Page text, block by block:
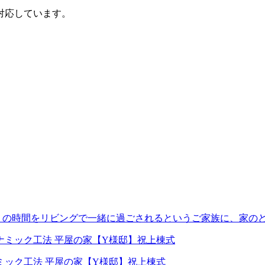
しています。
時間をリビングで一緒に過ごされるというご家族に、家
ク工法 平屋の家【Y様邸】祝上棟式